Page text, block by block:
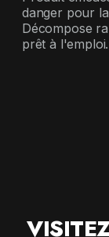
danger pour
Décompose
prêt à l'emploi.